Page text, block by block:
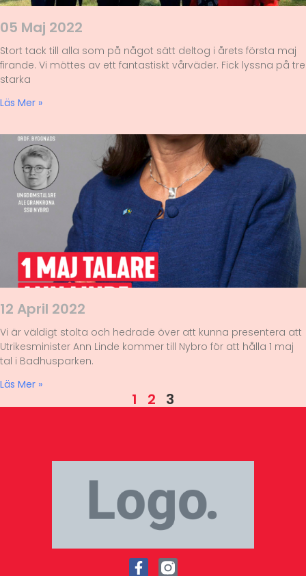
05 Maj 2022
Stort tack till alla som på något sätt deltog i årets första maj
firande. Vi möttes av ett fantastiskt vårväder. Fick lyssna på tre
starka
Läs Mer »
12 April 2022
Vi är väldigt stolta och hedrade över att kunna presentera att
Utrikesminister Ann Linde kommer till Nybro för att hålla 1 maj
tal i Badhusparken.
Läs Mer »
1 2 3